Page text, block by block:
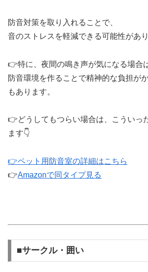
防音対策を取り入れることで、
音のストレスを軽減できる可能性があり
👉特に、夜間の鳴き声が気になる場合
防音環境を作ることで精神的な負担が
もあります。
👉どうしてもつらい場合は、こういっ
ます👇
👉ペット用防音室の詳細はこちら
👉Amazonで同タイプ見る
■サークル・囲い